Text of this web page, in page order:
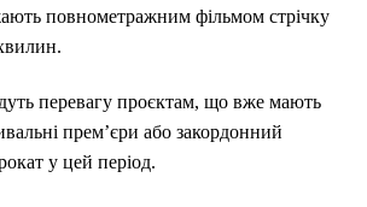
повнометражним фільмом стрічку
перевагу проєктам, що вже мають
прем’єри або закордонний
у цей період.